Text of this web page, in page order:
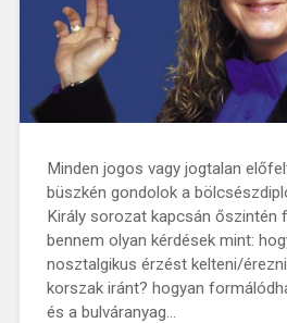
Minden jogos vagy jogtalan
büszkén gondolok a
Király sorozat kapcsán őszintén
bennem olyan kérdések mint:
nosztalgikus érzést kelteni/
korszak iránt? hogyan
és a bulváranyag…